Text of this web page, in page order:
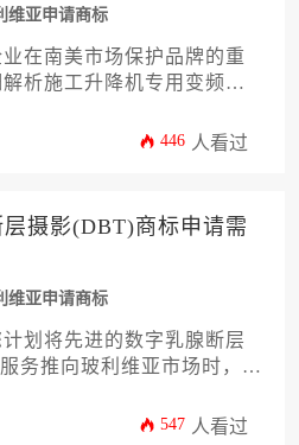
维亚申请商标
在南美市场保护品牌的重
析施工升降机专用变频器
力企业高效完成知识产权
446 人看过
摄影(DBT)商标申请需
维亚申请商标
划将先进的数字乳腺断层
务推向玻利维亚市场时，一
尽、实用的文件准备清单
547 人看过